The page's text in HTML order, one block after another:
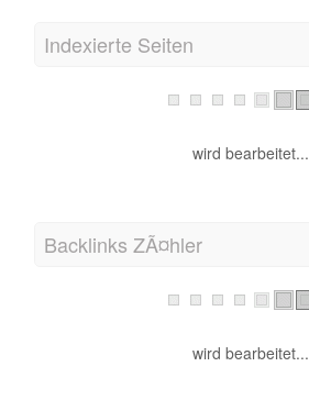
Indexierte Seiten
wird bearbeitet...
Backlinks ZÃ¤hler
wird bearbeitet...